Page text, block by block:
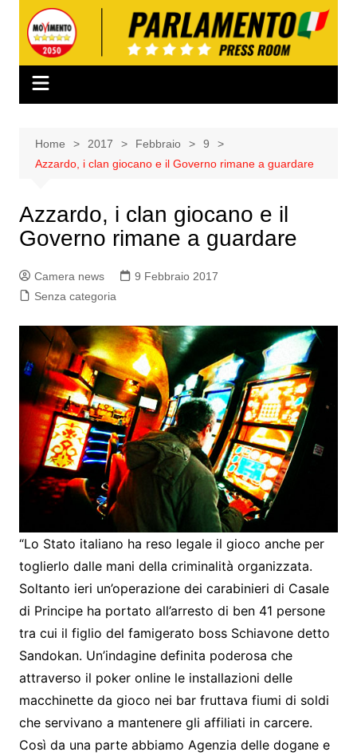
contenuto
Home 2017 Febbraio
9
Azzardo, i clan giocano e il Governo rimane a guardare
Azzardo, i clan giocano e il
Governo rimane a guardare
Camera news
9 Febbraio 2017
Senza categoria
“Lo Stato italiano ha reso legale il gioco anche per
toglierlo dalle mani della criminalità organizzata.
Soltanto ieri un’operazione dei carabinieri di Casale
di Principe ha portato all’arresto di ben 41 persone
tra cui il figlio del famigerato boss Schiavone detto
Sandokan. Un’indagine definita poderosa che
attraverso il poker online le installazioni delle
macchinette da gioco nei bar fruttava fiumi di soldi
che servivano a mantenere gli affiliati in carcere.
Così da una parte abbiamo Agenzia delle dogane e